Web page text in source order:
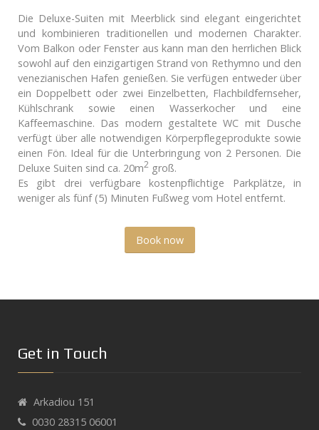
Die Deluxe-Suiten mit Meerblick sind elegant eingerichtet
und kombinieren traditionellen und modernen Charakter.
Vom Balkon oder Fenster aus kann man den herrlichen Blick
sowohl auf den einzigartigen Strand von Rethymno und den
venezianischen Hafen genießen. Sie verfügen entweder über
ein Doppelbett oder zwei Einzelbetten, Flachbildfernseher,
Kühlschrank sowie einen Wasserkocher und eine
Kaffeemaschine. Das modern gestaltete WC mit Dusche
verfügt über alle notwendigen Körperpflegeprodukte sowie
einen Fön. Ideal für die Unterbringung von 2 Personen. Die
Deluxe Suiten sind ca. 20m2 groß.
Es gibt drei verfügbare kostenpflichtige Parkplätze, in
weniger als fünf (5) Minuten Fußweg vom Hotel entfernt.
Book now
Get in Touch
Arkadiou 151
0030 28315 06001